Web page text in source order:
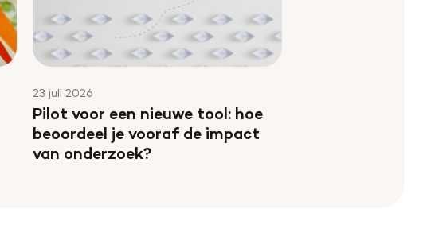
23 juli 2026
Pilot voor een nieuwe tool: hoe
beoordeel je vooraf de impact
van onderzoek?